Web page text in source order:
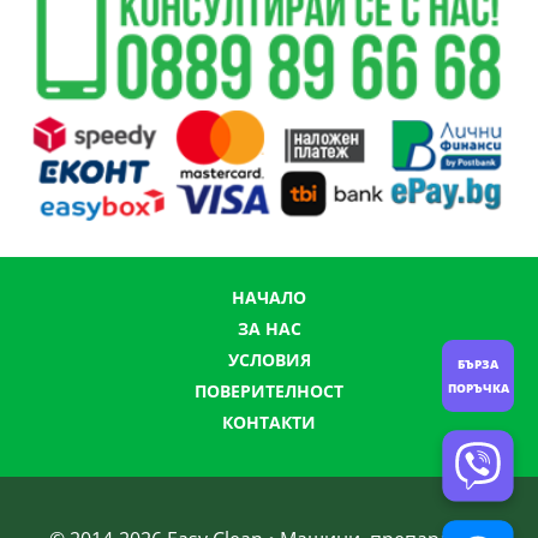
НАЧАЛО
ЗА НАС
УСЛОВИЯ
ПОВЕРИТЕЛНОСТ
КОНТАКТИ
БЪРЗА
ПОРЪЧКА